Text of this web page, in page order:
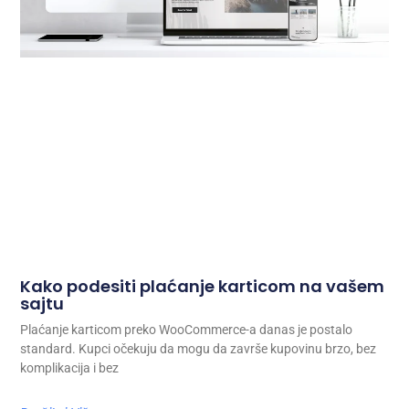
Kako podesiti plaćanje karticom na vašem
sajtu
Plaćanje karticom preko WooCommerce-a danas je postalo
standard. Kupci očekuju da mogu da završe kupovinu brzo, bez
komplikacija i bez